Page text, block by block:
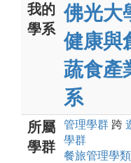
我的
學系
佛光大
健康與
蔬食產
系
所屬
學群
管理學群 跨
學群
餐旅管理學類